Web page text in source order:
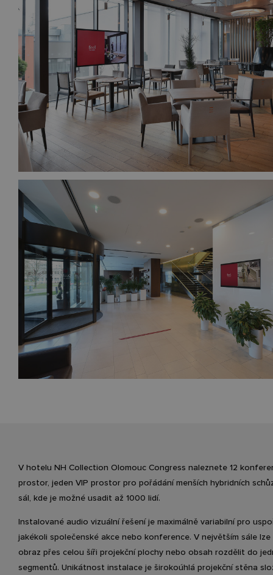
V hotelu NH Collection Olomouc Congress naleznete 12
prostor, jeden VIP prostor pro pořádání menších hybridních
sál, kde je možné usadit až 1000 lidí.
Instalované audio vizuální řešení je maximálně variabilní pro
jakékoli společenské akce nebo konference. V největším sále
obraz přes celou šíři projekční plochy nebo obsah rozdělit do
segmentů. Unikátnost instalace je širokoúhlá projekční stěna